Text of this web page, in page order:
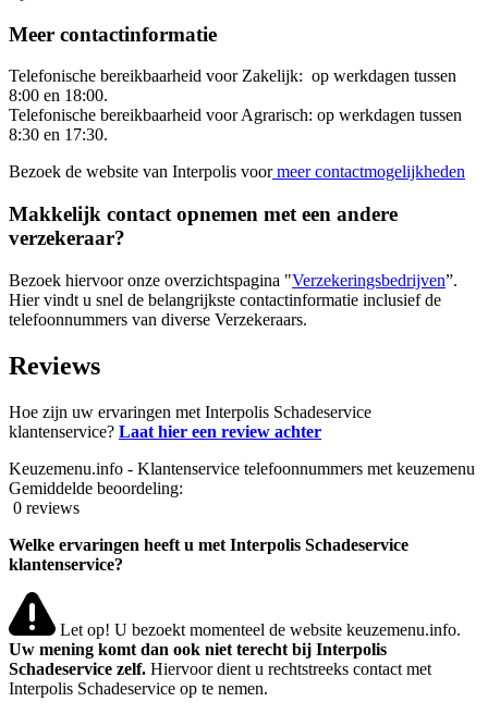
Meer contactinformatie
Telefonische bereikbaarheid voor Zakelijk: op werkdagen tussen
8:00 en 18:00.
Telefonische bereikbaarheid voor Agrarisch: op werkdagen tussen
8:30 en 17:30.
Bezoek de website van Interpolis voormeer contactmogelijkheden
Makkelijk contact opnemen met een andere
verzekeraar?
Bezoek hiervoor onze overzichtspagina "Verzekeringsbedrijven”.
Hier vindt u snel de belangrijkste contactinformatie inclusief de
telefoonnummers van diverse Verzekeraars.
Reviews
Hoe zijn uw ervaringen met Interpolis Schadeservice
klantenservice? Laat hier een review achter
Keuzemenu.info - Klantenservice telefoonnummers met keuzemenu
Gemiddelde beoordeling:
0 reviews
Welke ervaringen heeft u met Interpolis Schadeservice
klantenservice?
Let op! U bezoekt momenteel de website keuzemenu.info.
Uw mening komt dan ook niet terecht bij Interpolis
Schadeservice zelf. Hiervoor dient u rechtstreeks contact met
Interpolis Schadeservice op te nemen.